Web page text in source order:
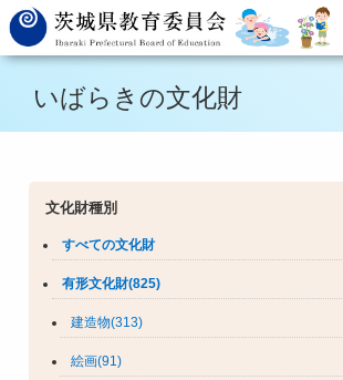
いばらきの文化財
文化財種別
すべての文化財
有形文化財(825)
建造物(313)
絵画(91)